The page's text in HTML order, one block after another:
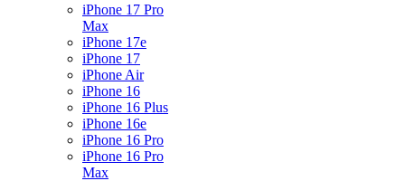
iPhone 17 Pro
Max
iPhone 17e
iPhone 17
iPhone Air
iPhone 16
iPhone 16 Plus
iPhone 16e
iPhone 16 Pro
iPhone 16 Pro
Max